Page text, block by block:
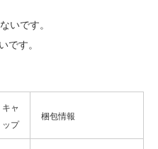
いです。
です。
キャ
ップ
梱包情報